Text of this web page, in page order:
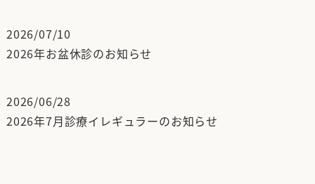
2026年お盆休診のお知らせ
2026/07/10
2026年7月診療イレギュラーのお知らせ
2026/06/28